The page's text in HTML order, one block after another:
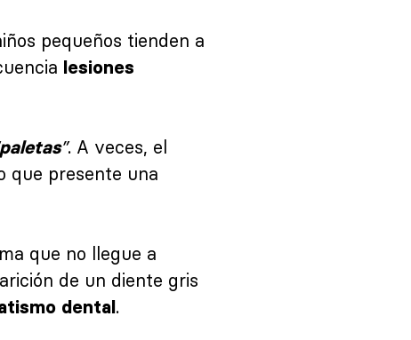
pequeños tienden a
lesiones
paletas”. A veces, el
que presente una
que no llegue a
de un diente gris
dental.